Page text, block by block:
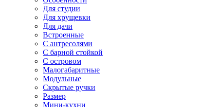
Для студии
Для хрущевки
Для дачи
Встроенные
С антресолями
С барной стойкой
С островом
Малогабаритные
Модульные
Скрытые ручки
Размер
Мини-кухни